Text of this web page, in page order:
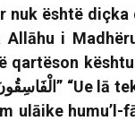
nuk është diçka
Allāhu i
qartëson
” “Ue lā
ulāike